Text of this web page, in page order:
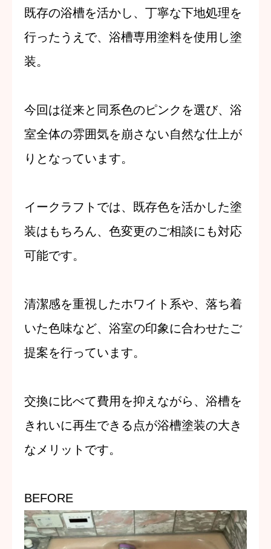
既存の浴槽を活かし、丁寧な下地処理を
行ったうえで、 浴槽専用塗料を使用し塗
装。
今回は従来と同系色のピンク を選び、 浴
室全体の雰囲気を崩さない自然な仕上が
りとなっています。
イークラフトでは、 既存色を活かした塗
装はもちろん、 色変更のご相談にも対応
可能です。
清潔感を重視したホワイト系や、落ち着
いた色味など、 浴室の印象に合わせたご
提案を行っています。
交換に比べて費用を抑えながら、 浴槽を
きれいに再生できる点が浴槽塗装の大き
なメリットです。
BEFORE